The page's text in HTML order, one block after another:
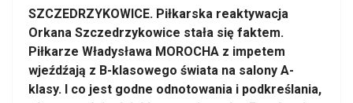
SZCZEDRZYKOWICE. Piłkarska reaktywacja
Orkana Szczedrzykowice stała się faktem.
Piłkarze Władysława MOROCHA z impetem
wjeźdźają z B-klasowego świata na salony A-
klasy. I co jest godne odnotowania i podkreślania,